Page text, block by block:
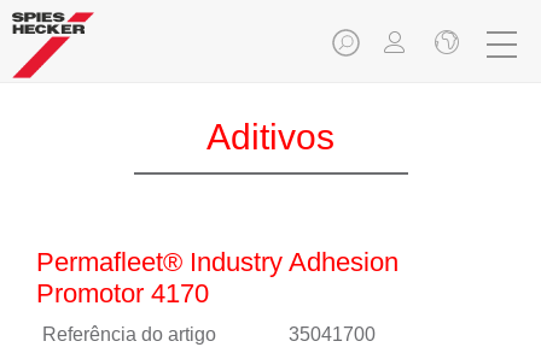
Aditivos
Permafleet® Industry Adhesion
Promotor 4170
Referência do artigo 35041700